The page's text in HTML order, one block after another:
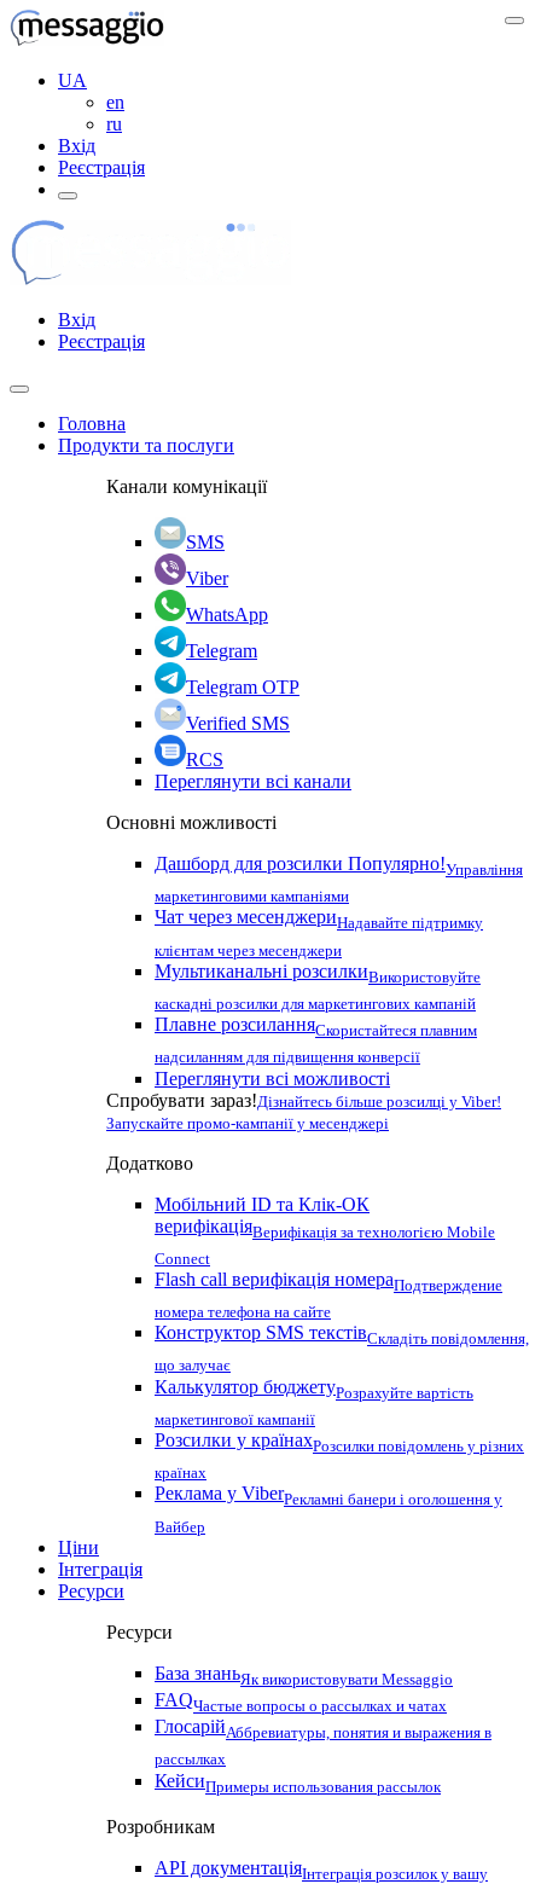
UA
en
ru
Вхід
Реєстрація
Вхід
Реєстрація
Головна
Продукти та послуги
Канали комунікації
SMS
Viber
WhatsApp
Telegram
Telegram OTP
Verified SMS
RCS
Переглянути всі канали
Основні можливості
Дашборд для розсилки Популярно!Управління
маркетинговими кампаніями
Чат через месенджериНадавайте підтримку
клієнтам через месенджери
Мультиканальні розсилкиВикористовуйте
каскадні розсилки для маркетингових кампаній
Плавне розсиланняСкористайтеся плавним
надсиланням для підвищення конверсії
Переглянути всі можливості
Спробувати зараз!Дізнайтесь більше розсилці у Viber!
Запускайте промо-кампанії у месенджері
Додатково
Мобільний ID та Клік-ОК
верифікаціяВерифікація за технологією Mobile
Connect
Flash call верифікація номераПодтверждение
номера телефона на сайте
Конструктор SMS текстівСкладіть повідомлення,
що залучає
Калькулятор бюджетуРозрахуйте вартість
маркетингової кампанії
Розсилки у країнахРозсилки повідомлень у різних
країнах
Реклама у ViberРекламні банери і оголошення у
Вайбер
Ціни
Інтеграція
Ресурси
Ресурси
База знаньЯк використовувати Messaggio
FAQЧастые вопросы о рассылках и чатах
ГлосарійАббревиатуры, понятия и выражения в
рассылках
КейсиПримеры использования рассылок
Розробникам
API документаціяІнтеграція розсилок у вашу